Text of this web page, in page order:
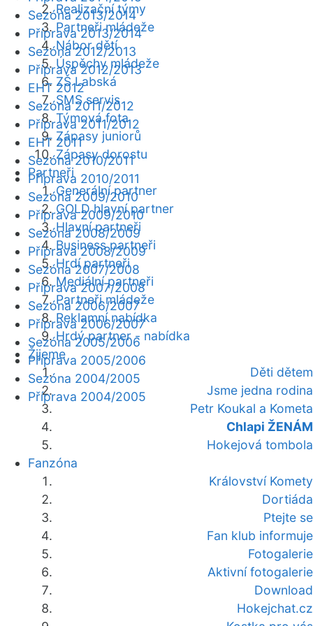
Realizační týmy
Partneři mládeže
Nábor dětí
Úspěchy mládeže
ZŠ Labská
SMS servis
Týmová fota
Zápasy juniorů
Zápasy dorostu
Partneři
Generální partner
GOLD hlavní partner
Hlavní partneři
Business partneři
Hrdí partneři
Mediální partneři
Partneři mládeže
Reklamní nabídka
Hrdý partner - nabídka
Žijeme
Děti dětem
Jsme jedna rodina
Petr Koukal a Kometa
Chlapi ŽENÁM
Hokejová tombola
Fanzóna
Království Komety
Dortiáda
Ptejte se
Fan klub informuje
Fotogalerie
Aktivní fotogalerie
Download
Hokejchat.cz
Sezóna 2013/2014
Příprava 2013/2014
Sezóna 2012/2013
Příprava 2012/2013
EHT 2012
Sezóna 2011/2012
Příprava 2011/2012
EHT 2011
Sezóna 2010/2011
Příprava 2010/2011
Sezóna 2009/2010
Příprava 2009/2010
Sezóna 2008/2009
Příprava 2008/2009
Sezóna 2007/2008
Příprava 2007/2008
Sezóna 2006/2007
Příprava 2006/2007
Sezóna 2005/2006
Příprava 2005/2006
Sezóna 2004/2005
Příprava 2004/2005